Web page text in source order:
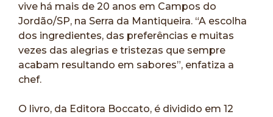
vive há mais de 20 anos em Campos do
Jordão/SP, na Serra da Mantiqueira. “A escolha
dos ingredientes, das preferências e muitas
vezes das alegrias e tristezas que sempre
acabam resultando em sabores”, enfatiza a
chef.
O livro, da Editora Boccato, é dividido em 12